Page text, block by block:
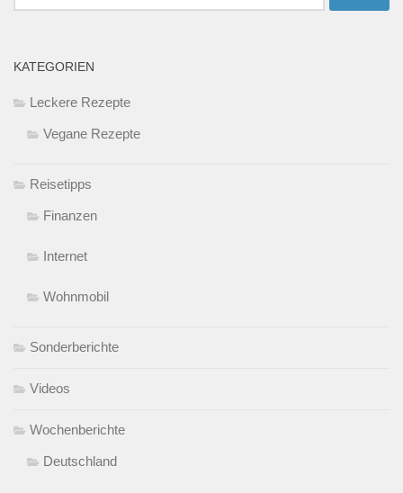
nach:
KATEGORIEN
Leckere Rezepte
Vegane Rezepte
Reisetipps
Finanzen
Internet
Wohnmobil
Sonderberichte
Videos
Wochenberichte
Deutschland